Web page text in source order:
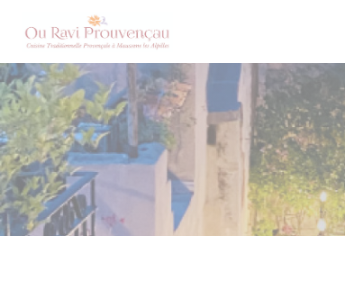
Painel de Gerenciamento de Cookies